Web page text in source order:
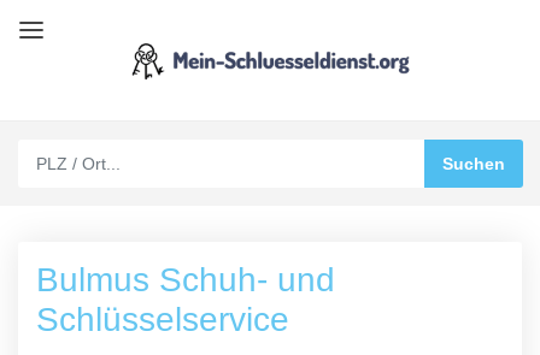
Bulmus Schuh- und
Schlüsselservice